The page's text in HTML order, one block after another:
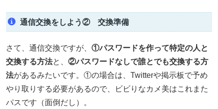
通信交換をしよう② 交換準備
さて、通信交換ですが、 ①パスワードを作って特定の人と
交換する方法と、 ②パスワードなしで誰とでも交換する方
法があるみたいです。①の場合は、Twitterや掲示板で予め
やり取りする必要があるので、ビビりなカメ美はこれまた
パスです（面倒だし）。